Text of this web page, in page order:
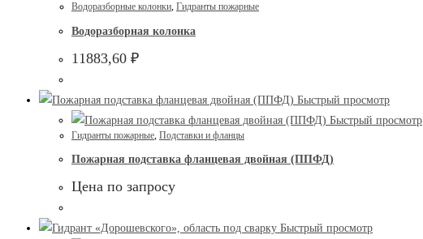
Водоразборные колонки, Гидранты пожарные
Водоразборная колонка
11883,60 ₽
Быстрый просмотр
Быстрый просмотр
Гидранты пожарные Подставки и фланцы
Пожарная подставка фланцевая двойная (ППФД)
Цена по запросу
Быстрый просмотр